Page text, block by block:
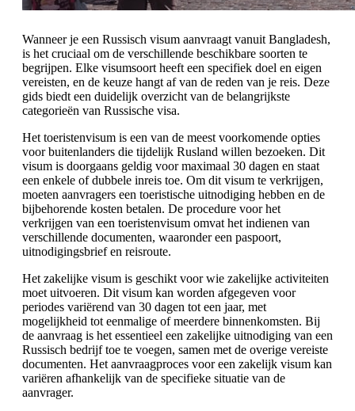
Wanneer je een Russisch visum aanvraagt vanuit Bangladesh,
is het cruciaal om de verschillende beschikbare soorten te
begrijpen. Elke visumsoort heeft een specifiek doel en eigen
vereisten, en de keuze hangt af van de reden van je reis. Deze
gids biedt een duidelijk overzicht van de belangrijkste
categorieën van Russische visa.
Het toeristenvisum is een van de meest voorkomende opties
voor buitenlanders die tijdelijk Rusland willen bezoeken. Dit
visum is doorgaans geldig voor maximaal 30 dagen en staat
een enkele of dubbele inreis toe. Om dit visum te verkrijgen,
moeten aanvragers een toeristische uitnodiging hebben en de
bijbehorende kosten betalen. De procedure voor het
verkrijgen van een toeristenvisum omvat het indienen van
verschillende documenten, waaronder een paspoort,
uitnodigingsbrief en reisroute.
Het zakelijke visum is geschikt voor wie zakelijke activiteiten
moet uitvoeren. Dit visum kan worden afgegeven voor
periodes variërend van 30 dagen tot een jaar, met
mogelijkheid tot eenmalige of meerdere binnenkomsten. Bij
de aanvraag is het essentieel een zakelijke uitnodiging van een
Russisch bedrijf toe te voegen, samen met de overige vereiste
documenten. Het aanvraagproces voor een zakelijk visum kan
variëren afhankelijk van de specifieke situatie van de
aanvrager.